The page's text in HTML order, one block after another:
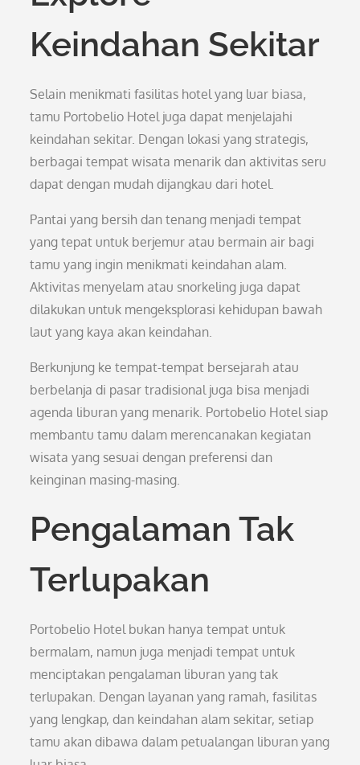
Keindahan Sekitar
Selain menikmati fasilitas hotel yang luar biasa,
tamu Portobelio Hotel juga dapat menjelajahi
keindahan sekitar. Dengan lokasi yang strategis,
berbagai tempat wisata menarik dan aktivitas seru
dapat dengan mudah dijangkau dari hotel.
Pantai yang bersih dan tenang menjadi tempat
yang tepat untuk berjemur atau bermain air bagi
tamu yang ingin menikmati keindahan alam.
Aktivitas menyelam atau snorkeling juga dapat
dilakukan untuk mengeksplorasi kehidupan bawah
laut yang kaya akan keindahan.
Berkunjung ke tempat-tempat bersejarah atau
berbelanja di pasar tradisional juga bisa menjadi
agenda liburan yang menarik. Portobelio Hotel siap
membantu tamu dalam merencanakan kegiatan
wisata yang sesuai dengan preferensi dan
keinginan masing-masing.
Pengalaman Tak
Terlupakan
Portobelio Hotel bukan hanya tempat untuk
bermalam, namun juga menjadi tempat untuk
menciptakan pengalaman liburan yang tak
terlupakan. Dengan layanan yang ramah, fasilitas
yang lengkap, dan keindahan alam sekitar, setiap
tamu akan dibawa dalam petualangan liburan yang